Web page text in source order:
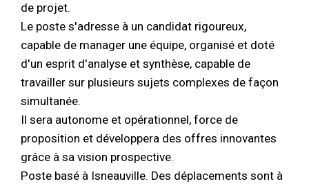
de projet.
Le poste s'adresse à un candidat rigoureux,
capable de manager une équipe, organisé et doté
d'un esprit d'analyse et synthèse, capable de
travailler sur plusieurs sujets complexes de façon
simultanée.
Il sera autonome et opérationnel, force de
proposition et développera des offres innovantes
grâce à sa vision prospective.
Poste basé à Isneauville. Des déplacements sont à